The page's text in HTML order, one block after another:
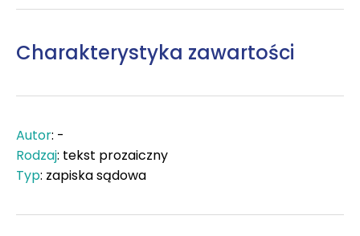
Charakterystyka zawartości
Autor: -
Rodzaj: tekst prozaiczny
Typ: zapiska sądowa